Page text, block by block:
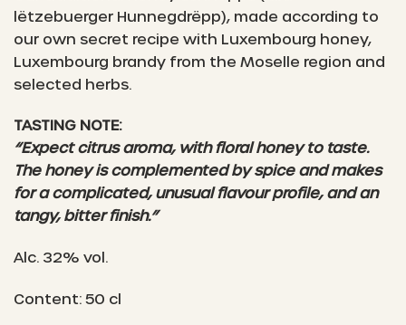
lëtzebuerger Hunnegdrëpp), made according to
our own secret recipe with Luxembourg honey,
Luxembourg brandy from the Moselle region and
selected herbs.
TASTING NOTE:
“Expect citrus aroma, with floral honey to taste.
The honey is complemented by spice and makes
for a complicated, unusual flavour profile, and an
tangy, bitter finish.”
Alc. 32% vol.
Content: 50 cl